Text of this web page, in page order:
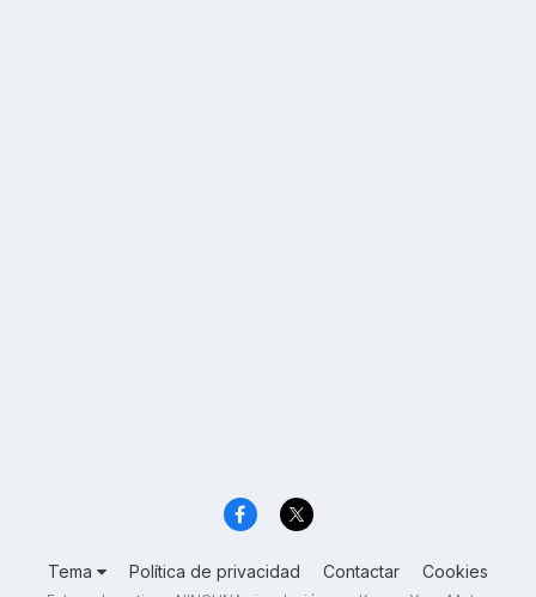
Tema Política de privacidad Contactar Cookies